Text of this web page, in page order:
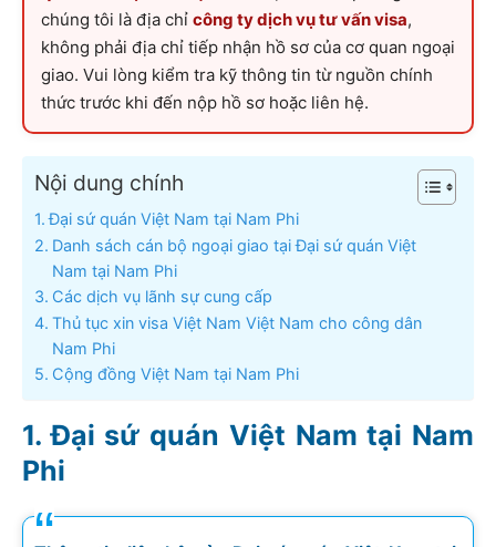
chúng tôi là địa chỉ công ty dịch vụ tư vấn visa,
không phải địa chỉ tiếp nhận hồ sơ của cơ quan ngoại
giao. Vui lòng kiểm tra kỹ thông tin từ nguồn chính
thức trước khi đến nộp hồ sơ hoặc liên hệ.
Nội dung chính
Đại sứ quán Việt Nam tại Nam Phi
Danh sách cán bộ ngoại giao tại Đại sứ quán Việt
Nam tại Nam Phi
Các dịch vụ lãnh sự cung cấp
Thủ tục xin visa Việt Nam Việt Nam cho công dân
Nam Phi
Cộng đồng Việt Nam tại Nam Phi
Đại sứ quán Việt Nam tại Nam
Phi